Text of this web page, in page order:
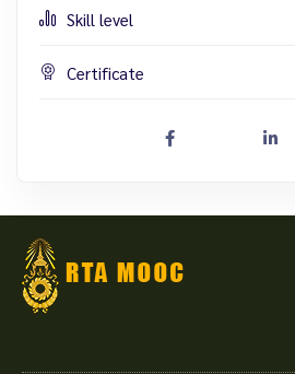
Skill level
Certificate